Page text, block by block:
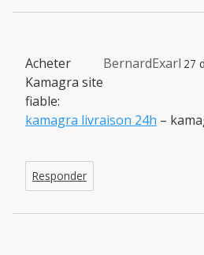
BernardExarl 27
Acheter
Kamagra site
fiable:
kamagra livraison 24h –
Responder